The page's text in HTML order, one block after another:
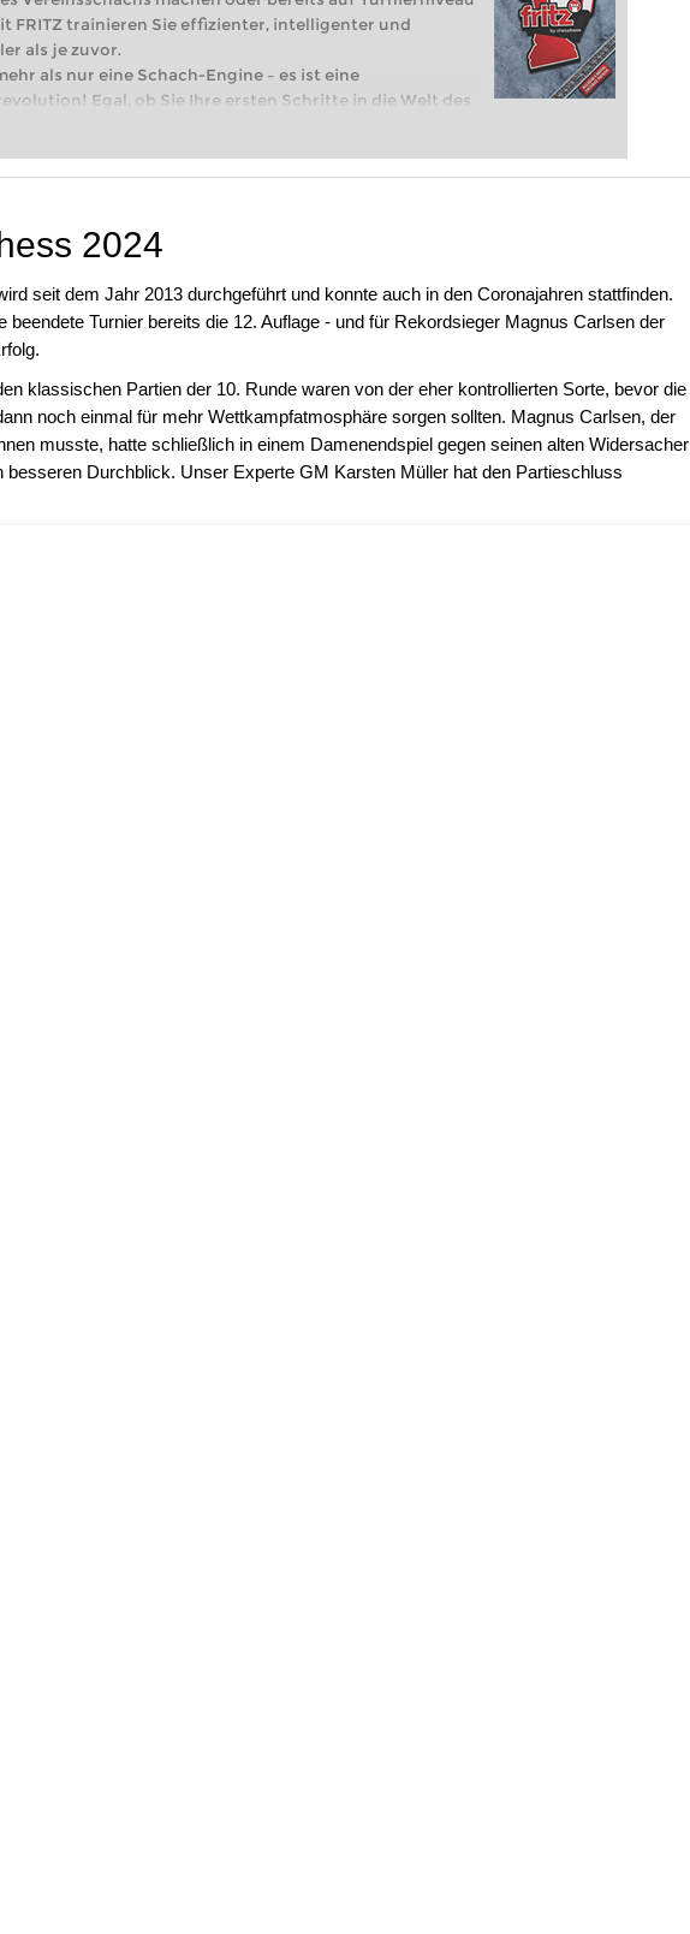
FRITZ trainieren Sie effizienter, intelligenter und
als je zuvor.
als nur eine Schach-Engine – es ist eine
Egal, ob Sie Ihre ersten Schritte in die Welt des
machen oder bereits auf Turnierniveau spielen: Mit
2024
seit dem Jahr 2013 durchgeführt und konnte auch in den Coronajahren stattfinden.
beendete Turnier bereits die 12. Auflage - und für Rekordsieger Magnus Carlsen der
klassischen Partien der 10. Runde waren von der eher kontrollierten Sorte, bevor die
noch einmal für mehr Wettkampfatmosphäre sorgen sollten. Magnus Carlsen, der
musste, hatte schließlich in einem Damenendspiel gegen seinen alten Widersacher
besseren Durchblick. Unser Experte GM Karsten Müller hat den Partieschluss